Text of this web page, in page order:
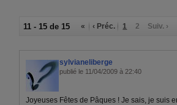
11 - 15 de 15 « ‹ Préc. 1 2 Suiv. ›
sylvianeliberge
publié le 11/04/2009 à 22:40
Joyeuses Fêtes de Pâques ! Je sais, je suis